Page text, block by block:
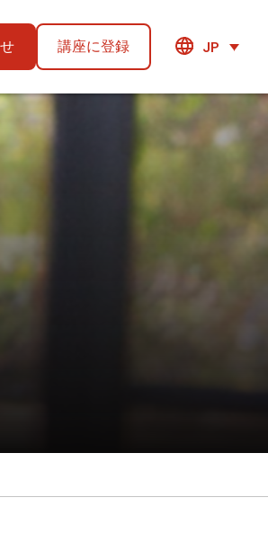
講座に登録 JP